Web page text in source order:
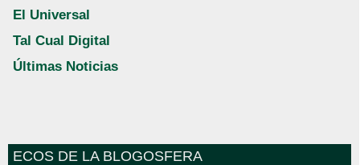
El Universal
Tal Cual Digital
Últimas Noticias
ECOS DE LA BLOGOSFERA